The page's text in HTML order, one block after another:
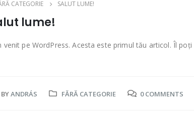
CATEGORIE SALUT LUME!
lume!
venit pe WordPress. Acesta este primul tău articol. Îl
BYANDRÁS FĂRĂ CATEGORIE 0 COMMENTS